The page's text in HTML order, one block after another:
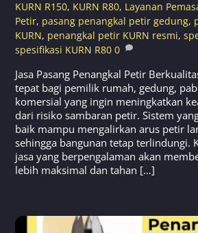
KURN R150, KURN R80, Layanan
Petir, pasang penangkal petir gedung,
KURN, penangkal petir KURN resmi,
spesifikasi KURN R80 0
Jasa Pasang Penangkal Petir
tepat bagi pemilik rumah, gedung,
komersial yang ingin meningkatkan
dari risiko sambaran petir. Sistem
baik mampu mengalirkan arus petir
sehingga bangunan tetap terlindungi.
jasa yang berpengalaman akan
lebih maksimal dan tahan […]